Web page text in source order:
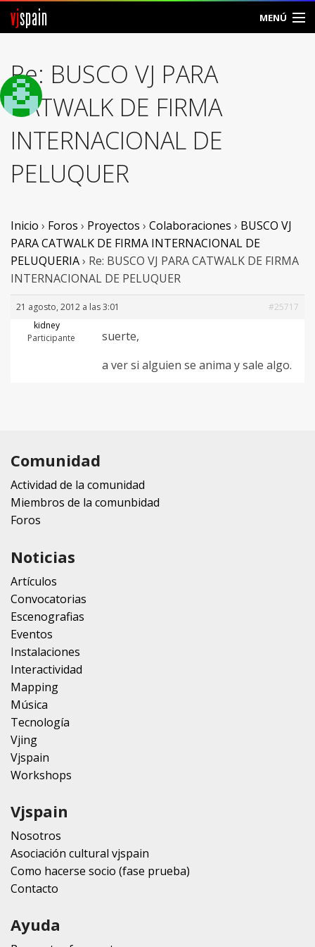
vjspain MENÚ
Foros
Noticias
Vjspain
Ayuda
Contacto
Entrar
Crear Cuenta
Re: BUSCO VJ PARA
CATWALK DE FIRMA
INTERNACIONAL DE
PELUQUER
Inicio › Foros › Proyectos › Colaboraciones › BUSCO VJ
PARA CATWALK DE FIRMA INTERNACIONAL DE
PELUQUERIA› Re: BUSCO VJ PARA CATWALK DE FIRMA
INTERNACIONAL DE PELUQUER
21 agosto, 2012 a las 3:01
#25717
kidney
Participante
suerte,
a ver si alguien se anima y sale algo.
Comunidad
Actividad de la comunidad
Miembros de la comunbidad
Foros
Noticias
Artículos
Convocatorias
Escenografias
Eventos
Instalaciones
Interactividad
Mapping
Música
Tecnología
Vjing
Vjspain
Workshops
Vjspain
Nosotros
Asociación cultural vjspain
Como hacerse socio (fase prueba)
Contacto
Ayuda